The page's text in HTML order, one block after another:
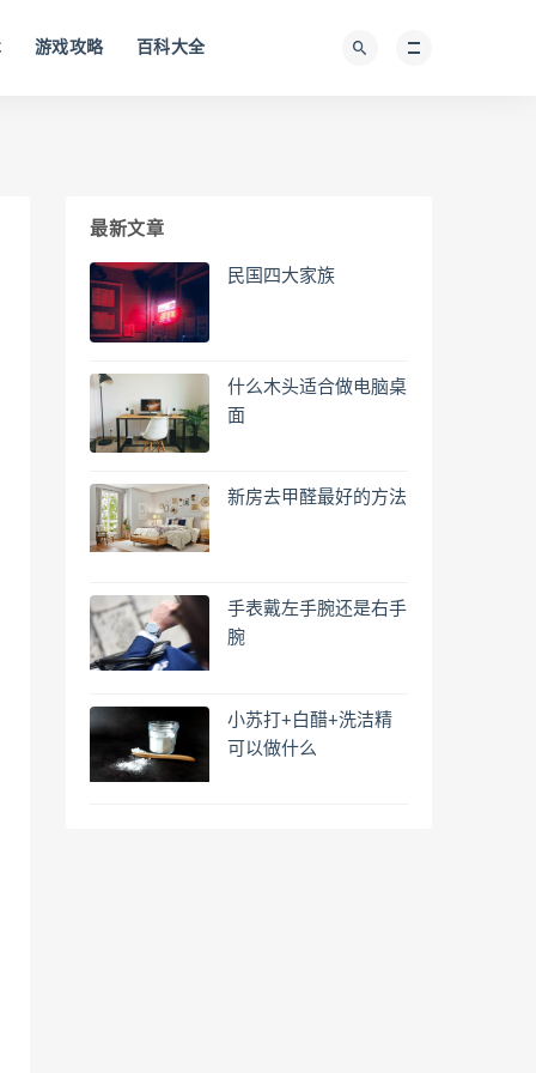
游戏攻略 百科大全
最新文章
民国四大家族
什么木头适合做电脑桌
面
新房去甲醛最好的方法
手表戴左手腕还是右手
腕
小苏打+白醋+洗洁精
可以做什么